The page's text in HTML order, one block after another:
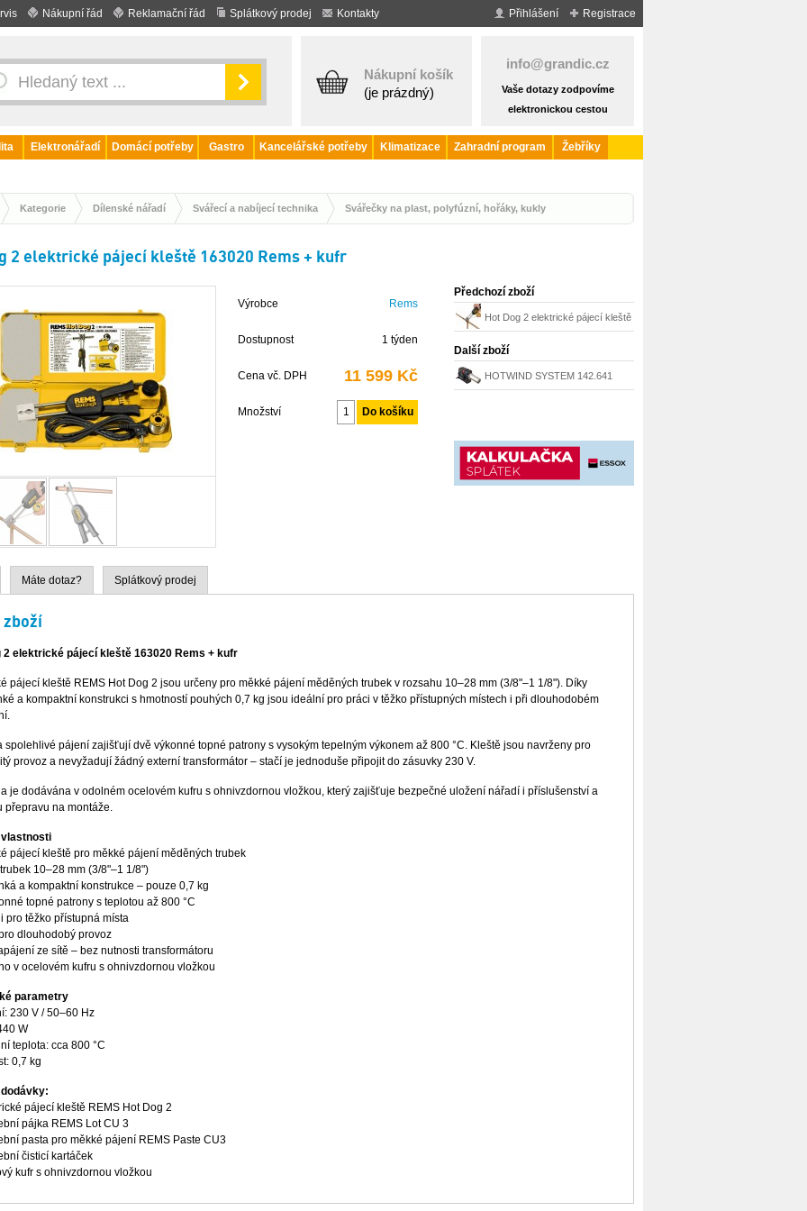
Nákupní řád Reklamační řád Splátkový prodej Kontakty Registrace
Přihlášení
Nákupní košík
(je prázdný)
info@grandic.cz
Vaše dotazy zodpovíme
elektronickou cestou
Elektronářadí Domácí potřeby Gastro Kancelářské potřeby Klimatizace Zahradní program
Žebříky
Kategorie Dílenské nářadí Svářecí a nabíjecí technika Svářečky na plast, polyfúzní, hořáky, kukly
2 elektrické pájecí kleště 163020 Rems + kufr
Výrobce Rems
Dostupnost 1 týden
Cena vč. DPH 11 599 Kč
Množství
Předchozí zboží
Hot Dog 2 elektrické pájecí kleště
Rems
Další zboží
HOTWIND SYSTEM 142.641
Máte dotaz? Splátkový prodej
zboží
2 elektrické pájecí kleště 163020 Rems + kufr
pájecí kleště REMS Hot Dog 2 jsou určeny pro měkké pájení měděných trubek v rozsahu 10–28 mm (3/8"–1 1/8"). Díky
a kompaktní konstrukci s hmotností pouhých 0,7 kg jsou ideální pro práci v těžko přístupných místech i při dlouhodobém
spolehlivé pájení zajišťují dvě výkonné topné patrony s vysokým tepelným výkonem až 800 °C. Kleště jsou navrženy pro
provoz a nevyžadují žádný externí transformátor – stačí je jednoduše připojit do zásuvky 230 V.
je dodávána v odolném ocelovém kufru s ohnivzdornou vložkou, který zajišťuje bezpečné uložení nářadí i příslušenství a
přepravu na montáže.
pájecí kleště pro měkké pájení měděných trubek
10–28 mm (3/8"–1 1/8")
a kompaktní konstrukce – pouze 0,7 kg
topné patrony s teplotou až 800 °C
pro těžko přístupná místa
dlouhodobý provoz
ze sítě – bez nutnosti transformátoru
v ocelovém kufru s ohnivzdornou vložkou
parametry
230 V / 50–60 Hz
W
teplota: cca 800 °C
0,7 kg
pájecí kleště REMS Hot Dog 2
pájka REMS Lot CU 3
pasta pro měkké pájení REMS Paste CU3
čisticí kartáček
kufr s ohnivzdornou vložkou